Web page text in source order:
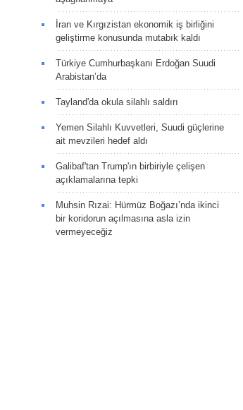
İran ve Kırgızistan ekonomik iş birliğini
geliştirme konusunda mutabık kaldı
Türkiye Cumhurbaşkanı Erdoğan Suudi
Arabistan’da
Tayland'da okula silahlı saldırı
Yemen Silahlı Kuvvetleri, Suudi güçlerine
ait mevzileri hedef aldı
Galibaf'tan Trump'ın birbiriyle çelişen
açıklamalarına tepki
Muhsin Rızai: Hürmüz Boğazı’nda ikinci
bir koridorun açılmasına asla izin
vermeyeceğiz